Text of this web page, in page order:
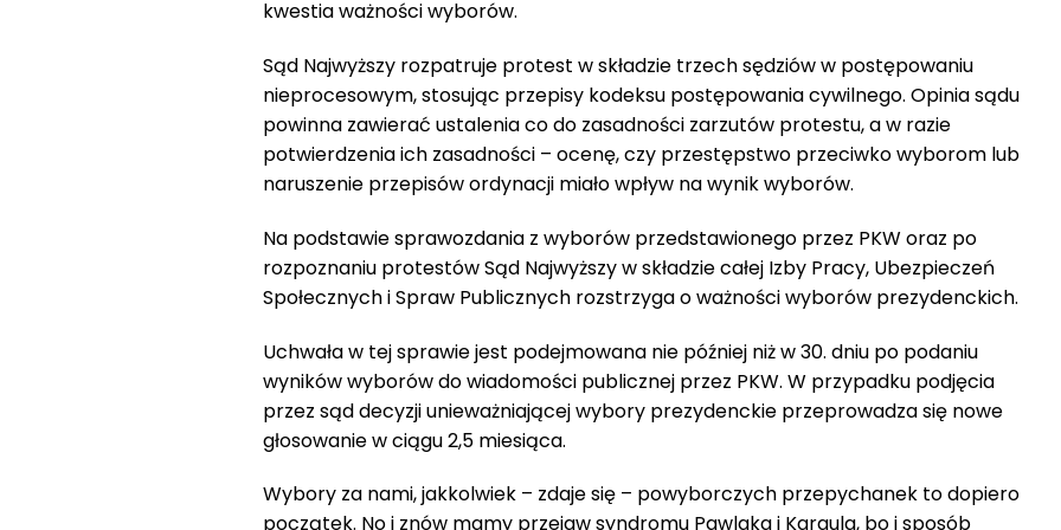
kwestia ważności wyborów.
Sąd Najwyższy rozpatruje protest w składzie trzech sędziów w postępowaniu
nieprocesowym, stosując przepisy kodeksu postępowania cywilnego. Opinia sądu
powinna zawierać ustalenia co do zasadności zarzutów protestu, a w razie
potwierdzenia ich zasadności – ocenę, czy przestępstwo przeciwko wyborom lub
naruszenie przepisów ordynacji miało wpływ na wynik wyborów.
Na podstawie sprawozdania z wyborów przedstawionego przez PKW oraz po
rozpoznaniu protestów Sąd Najwyższy w składzie całej Izby Pracy, Ubezpieczeń
Społecznych i Spraw Publicznych rozstrzyga o ważności wyborów prezydenckich.
Uchwała w tej sprawie jest podejmowana nie później niż w 30. dniu po podaniu
wyników wyborów do wiadomości publicznej przez PKW. W przypadku podjęcia
przez sąd decyzji unieważniającej wybory prezydenckie przeprowadza się nowe
głosowanie w ciągu 2,5 miesiąca.
Wybory za nami, jakkolwiek – zdaje się – powyborczych przepychanek to dopiero
początek. No i znów mamy przejaw syndromu Pawlaka i Kargula, bo i sposób